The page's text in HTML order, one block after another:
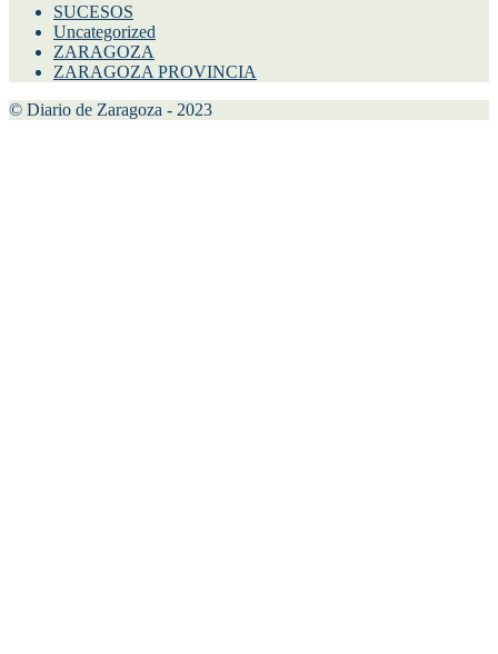
SUCESOS
Uncategorized
ZARAGOZA
ZARAGOZA PROVINCIA
© Diario de Zaragoza - 2023